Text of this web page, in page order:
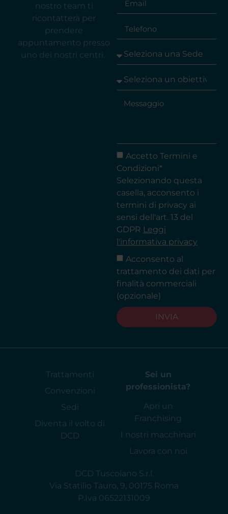
nostro team ti
ricontatterà per
prendere
appuntamento presso
uno dei nostri centri.
Accetto Termini e
Condizioni*
Selezionando questa
casella, acconsento i
termini di privacy ai
sensi dell'art. 13 del
GDPR Leggi
l'informativa privacy
Acconsento al
trattamento dei dati per
finalità commerciali
(opzionale)
INVIA
DCD Tuscolano S.r.l.
Via Statilio Tauro, 9, 00175 Roma
P.Iva 06522131009
Trattamenti
Convenzioni
Sedi
Diventa il volto di
DCD
Sei un
professionista?
Apri un
Franchising
I nostri macchinari
Lavora con noi